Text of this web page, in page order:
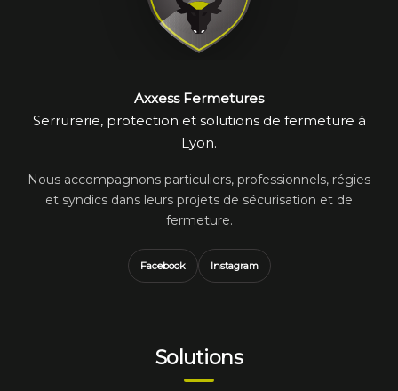
Axxess Fermetures
Serrurerie, protection et solutions de fermeture à
Lyon.
Nous accompagnons particuliers, professionnels, régies
et syndics dans leurs projets de sécurisation et de
fermeture.
Facebook Instagram
Solutions